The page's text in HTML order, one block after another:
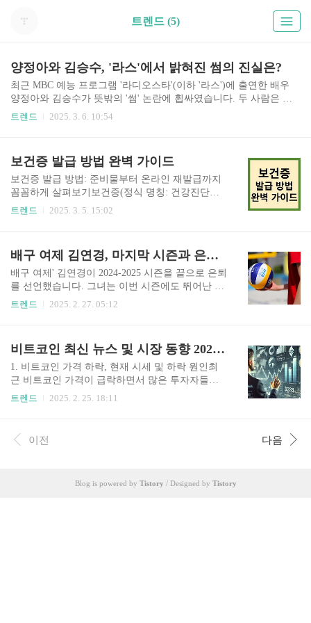
트렌드 (5)
양정아와 김승수, '라스'에서 밝혀진 썸의 진실은?
최근 MBC 예능 프로그램 '라디오스타'(이하 '라스')에 출연한 배우
양정아와 김승수가 뜻밖의 '썸' 논란에 휩싸였습니다. 두 사람은 과
거 드라마에서 함께 연기하며 오랜 친분을 쌓아왔는데, 방송에서 밝
다소 당황한 모습을 보였습니다. 김승수는 "정아와는 정말 오래된
친구다. 서로 편하게 지내는 사이"라며 친분을 강조했지만, MC들은
"그렇다면 이 정도 친밀도는 썸 아닌가?"라며 농담 섞인 질문을 이어
갔습니다.양정아 역시 "승수 오빠와는 정말 가족 같은 사이다. 오랫
동안 알고 지냈고, 가끔 연락도 주고받는다"라고..
트렌드 2025. 3. 6. 10:54
보건증 발급 방법 완벽 가이드
보건증 발급 방법: 준비물부터 온라인 재발급까지
꼼꼼하게 살펴보기보건증(정식 명칭: 건강진단결
과서)은 주로 식품위생업소 종사자나 요식업계 종
지하는 것이 좋습니다. 이번 가이드에서는 보건증
발급 방법을 단계별로 정리하고, 발급 후 유효기간
및 재발급 절차 등 추가로 알아두면 유용한 정보를
자세히 안내해 드리겠습니다.보건증(건강진단결과
서)이란?의의: 식품위생법에 따라 식품과 직접적으
요 용도: 식품위생업(요식업·급식업 등) 종사자, 공
중위생업(이·미용실, 숙박업 등) 종사자,..
트렌드 2025. 3. 5. 15:02
배구 여제 김연경, 마지막 시즌과 은퇴 투어 – 그녀의 전설은 계속된다!
배구 여제' 김연경이 2024-2025 시즌을 끝으로 은퇴
를 선언했습니다. 그녀는 이번 시즌에도 뛰어난 활
약을 펼치며 흥국생명의 정규리그 1위 확정에 큰
위한 은퇴 투어를 진행하고 있습니다. 2월 21일
현대건설과의 경기에서는 3,800석의 수원체육관이
만원 사례를 이루었으며, 경기 후 현대건설 선수들
이 도열해 김연경을 위한 은퇴 행사를 진행했습니
다. 또한, 김연경의 은퇴 투어 경기는 연일 매진 행
체육관에서 열린 IBK기업은행전은 평일 경기임에
도 불구하고 6,067명의 관중이 몰려 매진을 기록했
트렌드 2025. 2. 27. 05:12
비트코인 최신 뉴스 및 시장 동향 2025.2.25
1. 비트코인 가격 하락, 현재 시세 및 하락 원인최
근 비트코인 가격이 급락하면서 많은 투자자들이
불안감을 느끼고 있다. 2025년 2월 25일 기준으로
비트코인 가격 하락의 주요 원인으로는 미국 증시
의 부진과 거시경제적 불확실성이 지목되고 있다.
인상 가능성을 주시하고 있다. 또한, 글로벌 경제
트렌드 2025. 2. 25. 18:11
이전 다음
Blog is powered by Tistory / Designed by Tistory